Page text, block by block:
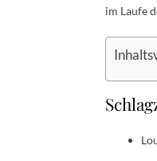
im Laufe